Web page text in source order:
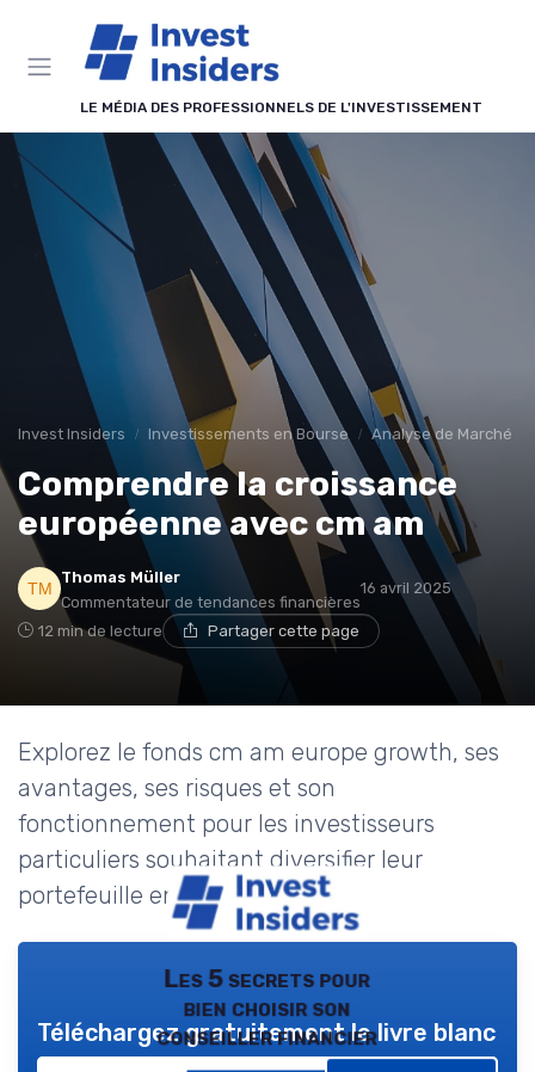
LE MÉDIA DES PROFESSIONNELS DE L'INVESTISSEMENT
Invest Insiders Investissements en Bourse Analyse de Marché
Comprendre la croissance
européenne avec cm am
Thomas Müller
Commentateur de tendances financières
16 avril 2025
12 min de lecture Partager cette page
Explorez le fonds cm am europe growth, ses
avantages, ses risques et son
fonctionnement pour les investisseurs
particuliers souhaitant diversifier leur
portefeuille en Europe.
Les 5 secrets pour
bien choisir son
conseiller financier
Téléchargez gratuitement le livre blanc